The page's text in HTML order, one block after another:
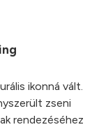
ikonná vált.
zseni
rendezéséhez